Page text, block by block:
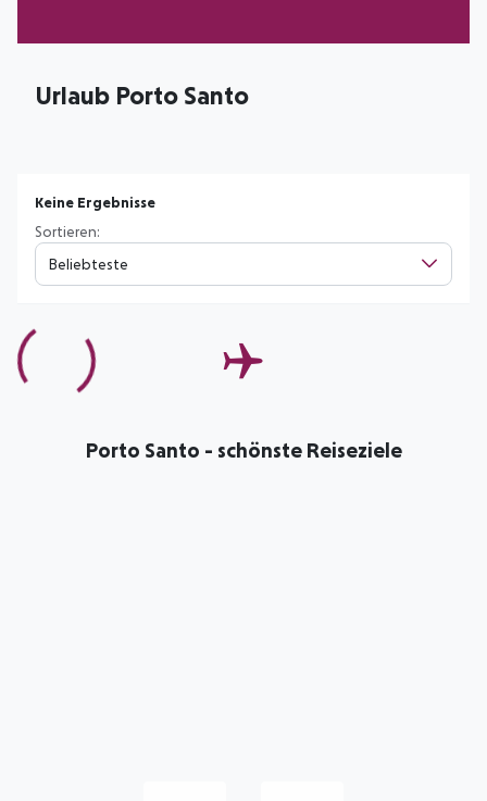
Urlaub Porto Santo
Keine Ergebnisse
Sortieren:
Beliebteste
Porto Santo - schönste Reiseziele